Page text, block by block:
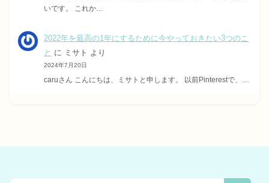
いです。 これか…
2022年を最高の1年にするために今やっておきたい3つのこ
と に ミサト より
2024年7月20日
caruさん こんにちは、ミサトと申します。 以前Pinterestで、…